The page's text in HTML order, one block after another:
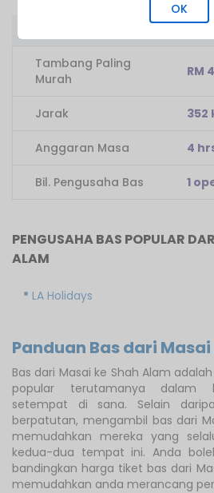
Tambang Paling
Murah
RM
Jarak 352
Anggaran Masa 4
Bil. Pengusaha Bas 1
PENGUSAHA BAS POPULAR
ALAM
LA Holidays
Panduan Bas dari
Bas dari Masai ke Shah Alam
popular terutamanya dalam
setempat di sana. Selain
berpatutan, mengambil bas dari
memudahkan mereka yang
kedua-dua tempat ini. Anda
bandingkan harga tiket bas dari
memudahkan anda merancang
OK